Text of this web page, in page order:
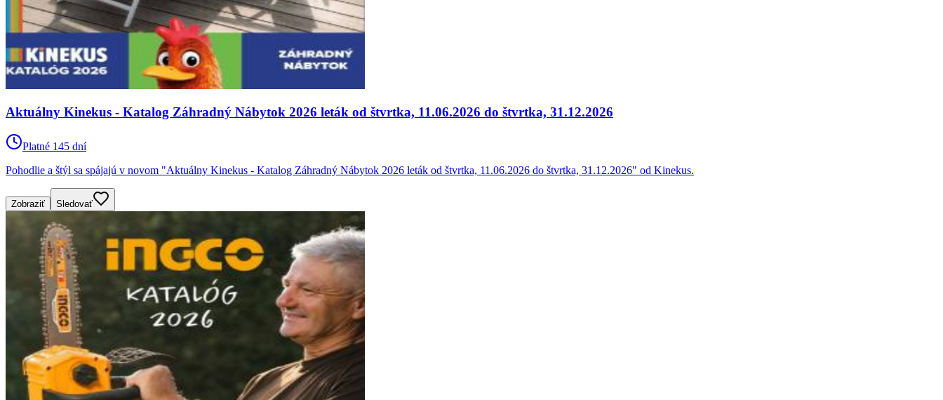
Aktuálny Kinekus - Katalog Záhradný Nábytok 2026 leták od štvrtka, 11.06.2026 do štvrtka, 31.12.2026
Platné 145 dní
Pohodlie a štýl sa spájajú v novom "Aktuálny Kinekus - Katalog Záhradný Nábytok 2026 leták od štvrtka, 11.06.2026 do štvrtka, 31.12.2026" od Kinekus.
Zobraziť Sledovať